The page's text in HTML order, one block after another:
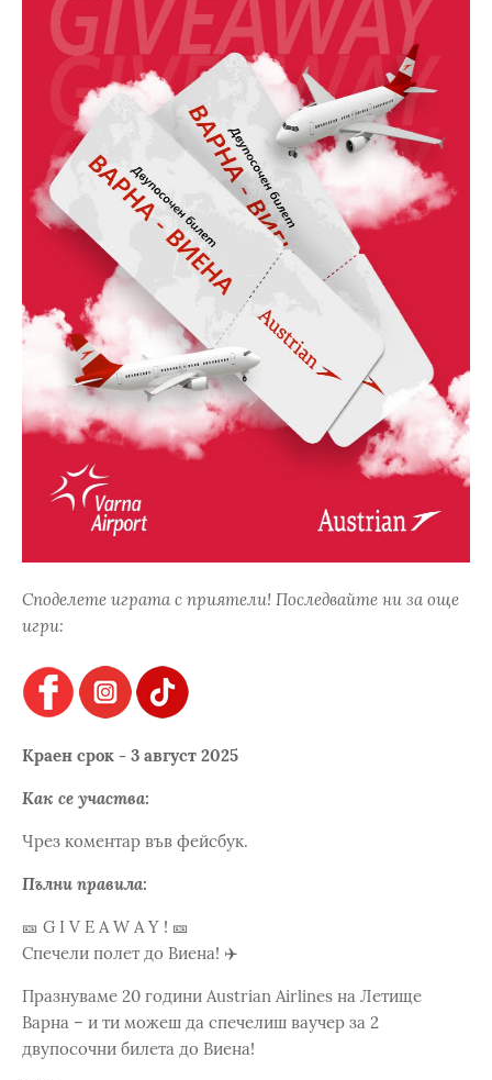
Споделете играта с приятели! Последвайте ни за още
игри:
Краен срок - 3 август 2025
Как се участва:
Чрез коментар във фейсбук.
Пълни правила:
🎫 G I V E A W A Y ! 🎫
Спечели полет до Виена! ✈️
Празнуваме 20 години Austrian Airlines на Летище
Варна – и ти можеш да спечелиш ваучер за 2
двупосочни билета до Виена!